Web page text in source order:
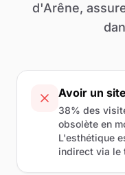
d'Arêne,
Avoir un
38% des
obsolète en
L'esthétique
indirect via le